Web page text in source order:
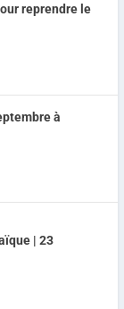
reprendre le
à
| 23